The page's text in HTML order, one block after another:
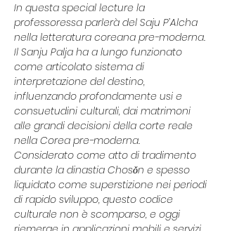
In questa special lecture la
professoressa parlerà del Saju P’Alcha
nella letteratura coreana pre-moderna.
Il Sanju Palja ha a lungo funzionato
come articolato sistema di
interpretazione del destino,
influenzando profondamente usi e
consuetudini culturali, dai matrimoni
alle grandi decisioni della corte reale
nella Corea pre-moderna.
Considerato come atto di tradimento
durante la dinastia Chosǒn e spesso
liquidato come superstizione nei periodi
di rapido sviluppo, questo codice
culturale non è scomparso, e oggi